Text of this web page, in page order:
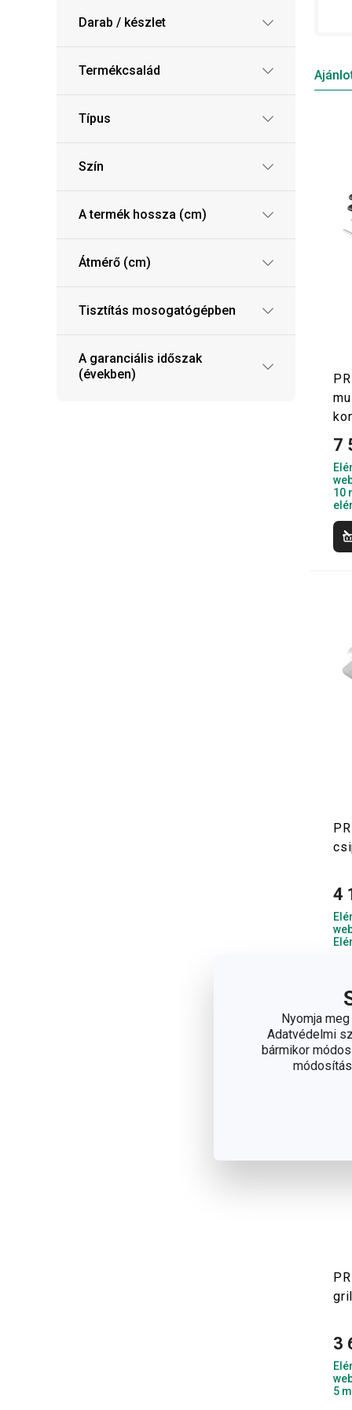
Nyomja
Adatvédelmi
bármikor
Darab / készlet
Termékcsalád
Típus
Szín
A termék hossza (cm)
Átmérő (cm)
Tisztítás mosogatógépben
A garanciális időszak
(években)
7
10
4
3
5